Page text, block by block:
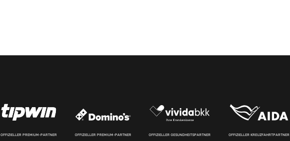
OFFIZIELLER PREMIUM-PARTNER OFFIZIELLER PREMIUM-PARTNER OFFIZIELLER GESUNDHEITSPARTNER OFFIZIELLER KREUZFAHRTPARTNER